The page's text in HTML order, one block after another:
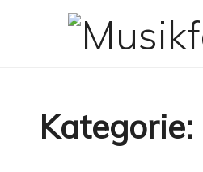
Kategorie: